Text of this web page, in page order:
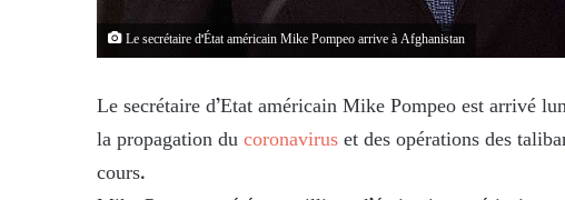
Le secrétaire d'État américain Mike Pompeo arrive à Afghanistan
Le secrétaire d’Etat américain Mike Pompeo est arrivé
la propagation ducoronaviruset des opérations des
cours.